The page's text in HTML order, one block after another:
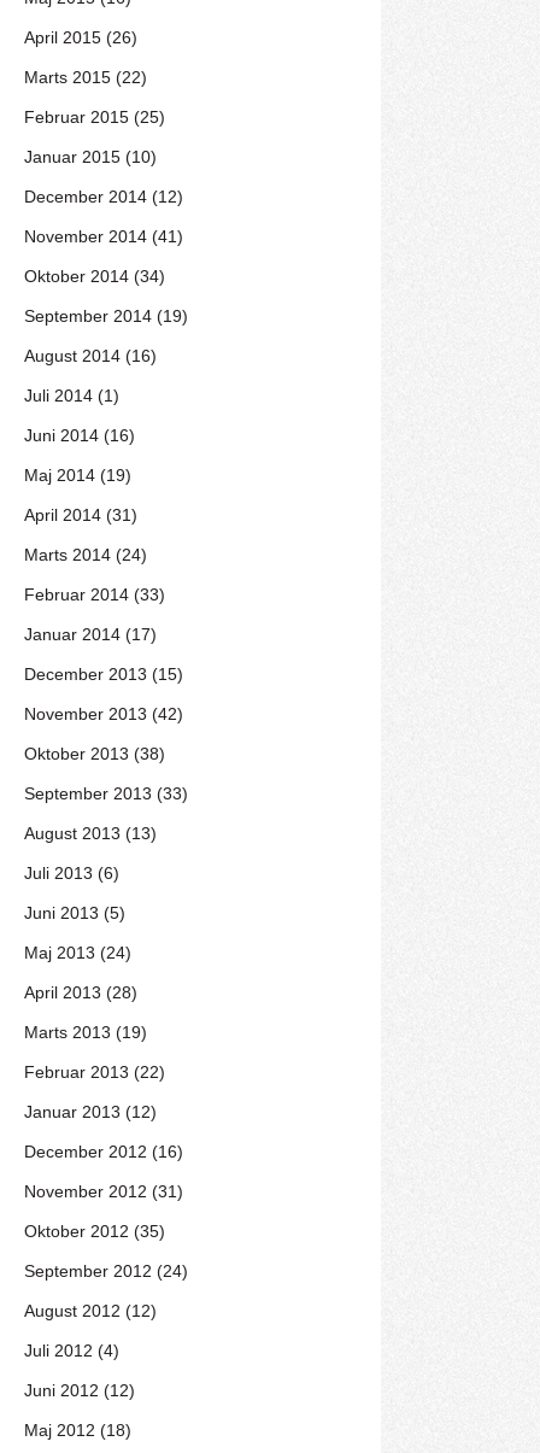
April 2015 (26)
Marts 2015 (22)
Februar 2015 (25)
Januar 2015 (10)
December 2014 (12)
November 2014 (41)
Oktober 2014 (34)
September 2014 (19)
August 2014 (16)
Juli 2014 (1)
Juni 2014 (16)
Maj 2014 (19)
April 2014 (31)
Marts 2014 (24)
Februar 2014 (33)
Januar 2014 (17)
December 2013 (15)
November 2013 (42)
Oktober 2013 (38)
September 2013 (33)
August 2013 (13)
Juli 2013 (6)
Juni 2013 (5)
Maj 2013 (24)
April 2013 (28)
Marts 2013 (19)
Februar 2013 (22)
Januar 2013 (12)
December 2012 (16)
November 2012 (31)
Oktober 2012 (35)
September 2012 (24)
August 2012 (12)
Juli 2012 (4)
Juni 2012 (12)
Maj 2012 (18)